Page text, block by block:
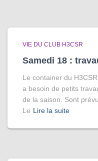
VIE DU CLUB H3CSR
Samedi 18 :
Le container du
a besoin de petits
de la saison. Sont
Le Lire la suite